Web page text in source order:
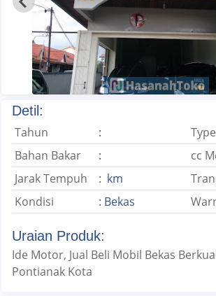
Detil:
Tahun
:
Bahan Bakar
: cc
Jarak Tempuh
: km
Kondisi
: Bekas
Uraian Produk:
Ide Motor, Jual Beli Mobil Bekas
Pontianak Kota